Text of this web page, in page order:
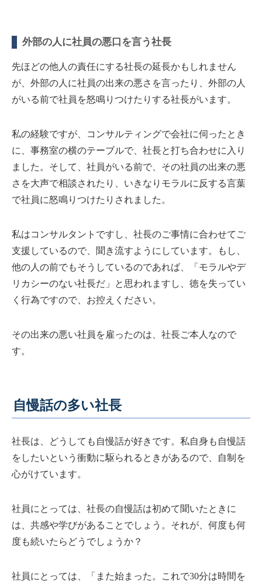
外部の人に社員の悪口を言う社長
先ほどの他人の責任にする社長の延長かもしれません
が、外部の人に社員の出来の悪さを言ったり、外部の人
がいる前で社員を怒鳴りつけたりする社長がいます。
私の経験ですが、コンサルティングで会社に伺ったとき
に、事務室の横のテーブルで、社長と打ち合わせに入り
ました。そして、社員がいる前で、その社員の出来の悪
さを大声で相談されたり、いきなりモラルに反する言葉
で社員に怒鳴りつけたりされました。
私はコンサルタントですし、社長のご事情に合わせてご
支援しているので、聞き流すようにしています。もし、
他の人の前でもそうしているのであれば、「モラルやデ
リカシーのない社長だ」と思われますし、徳を失ってい
く行為ですので、お控えください。
その出来の悪い社員を雇ったのは、社長ご本人なので
す。
自慢話の多い社長
社長は、どうしても自慢話が好きです。私自身も自慢話
をしたいという衝動に駆られるときがあるので、自制を
心がけています。
社員にとっては、社長の自慢話は初めて聞いたときに
は、共感や学びがあることでしょう。それが、何度も何
度も続いたらどうでしょうか？
社員にとっては、「また始まった。これで30分は時間を